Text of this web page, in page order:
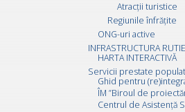
Atracții turistice
Regiunile înfrățite
ONG-uri active
INFRASTRUCTURA
HARTA INTERACTIVĂ
Servicii prestate
Ghid pentru
ÎM ”Biroul de
Centrul de Asistență